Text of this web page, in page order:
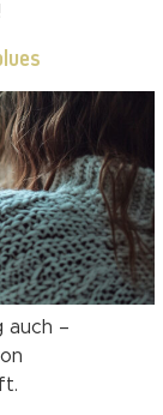
auch –